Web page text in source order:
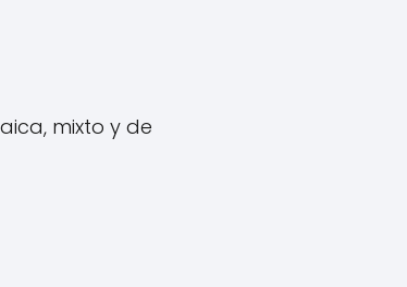
mixto y de